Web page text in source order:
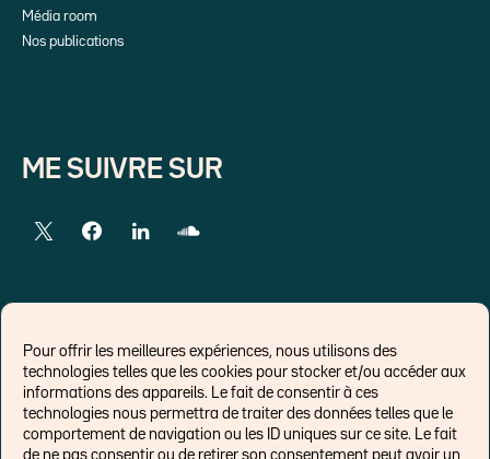
Pour offrir les meilleures expériences, nous utilisons des
technologies telles que les cookies pour stocker et/ou accéder aux
informations des appareils. Le fait de consentir à ces
technologies nous permettra de traiter des données telles que le
comportement de navigation ou les ID uniques sur ce site. Le fait
de ne pas consentir ou de retirer son consentement peut avoir un
Média room
Nos publications
ME SUIVRE SUR
LIENS EXTERNES
Chroniques pour Forbes
Economistes
Think tank